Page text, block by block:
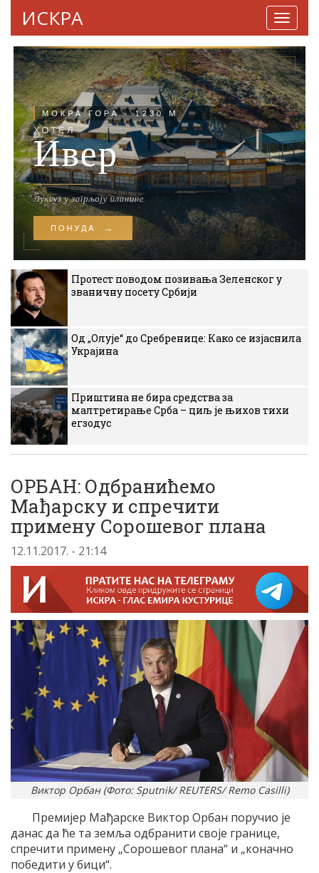
ИСКРА
Протест поводом позивања Зеленског у
званичну посету Србији
Од „Олује“ до Сребренице: Како се изјаснила
Украјина
Приштина не бира средства за
малтретирање Срба – циљ је њихов тихи
егзодус
ОРБАН: Одбранићемо
Мађарску и спречити
примену Сорошевог плана
12.11.2017. - 21:14
Виктор Орбан (Фото: Sputnik/ REUTERS/ Remo Casilli)
Премијер Мађарске Виктор Орбан поручио је
данас да ће та земља одбранити своје границе,
спречити примену „Сорошевог плана“ и „коначно
победити у бици“.